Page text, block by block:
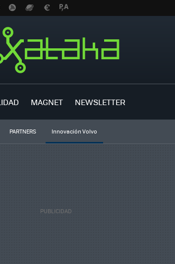
MAGNET NEWSLETTER
PARTNERS Innovación Volvo